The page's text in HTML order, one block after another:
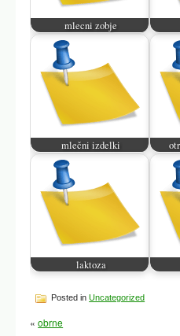
mlecni zobje
mlečni izdelki
laktoza
Posted inUncategorized
«obrne